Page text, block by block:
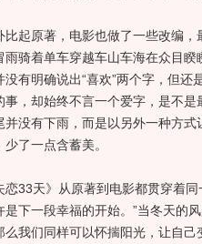
原著，电影也做了一些改编，
雨骑着单车穿越车山车海在众目
没有明确说出“喜欢”两个字，但
事，却始终不言一个爱字，是不
并没有下雨，而是以另外一种方
了一点含蓄美。
天》从原著到电影都贯穿着同
是下一段幸福的开始。”当冬天的
么我们同样可以怀揣阳光，让自